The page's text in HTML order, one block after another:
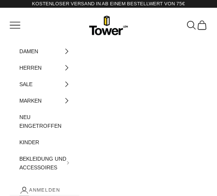
Zum Inhalt springenKOSTENLOSER VERSAND IN AB EINEM BESTELLWERT VON 75€
Tower-London.De
Menü Suchen
DAMEN
HERREN
SALE
MARKEN
NEU
EINGETROFFEN
KINDER
BEKLEIDUNG UND
ACCESSOIRES
ANMELDEN